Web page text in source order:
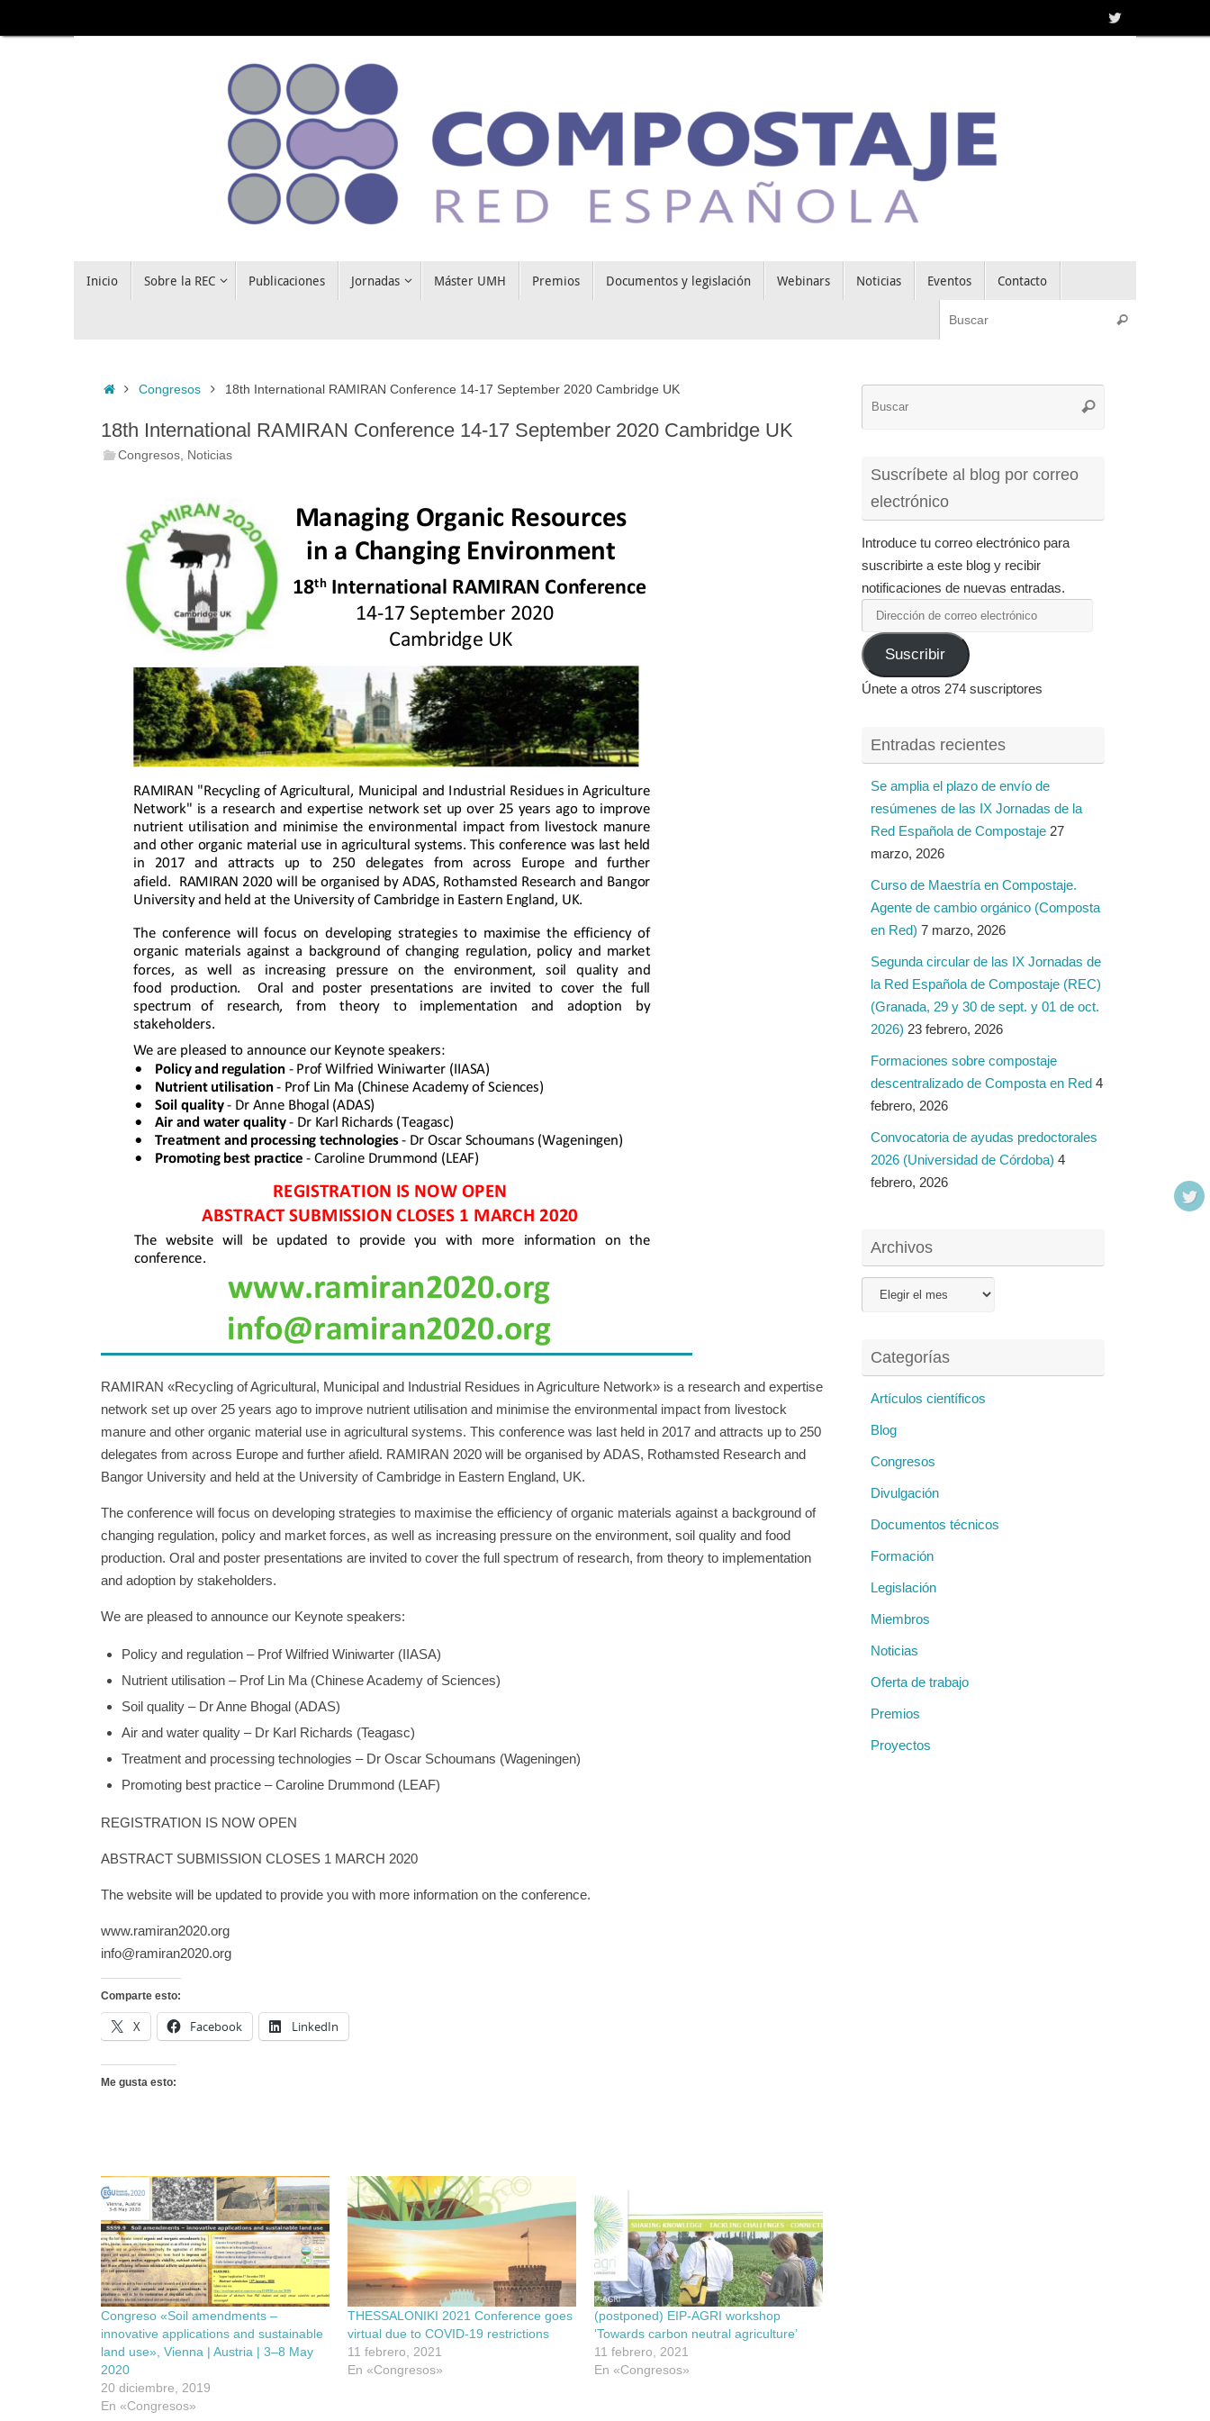
al
Inicio Sobre la REC Publicaciones Jornadas Máster UMH Premios Documentos y legislación Webinars Noticias Eventos Contacto
Buscar
InicioCongresos 18th International RAMIRAN Conference 14-17 September 2020 Cambridge UK
18th International RAMIRAN Conference 14-17 September 2020 Cambridge UK
Congresos Noticias
RAMIRAN «Recycling of Agricultural, Municipal and Industrial Residues in Agriculture Network» is a research and expertise
network set up over 25 years ago to improve nutrient utilisation and minimise the environmental impact from livestock
manure and other organic material use in agricultural systems. This conference was last held in 2017 and attracts up to 250
delegates from across Europe and further afield. RAMIRAN 2020 will be organised by ADAS, Rothamsted Research and
Bangor University and held at the University of Cambridge in Eastern England, UK.
The conference will focus on developing strategies to maximise the efficiency of organic materials against a background of
changing regulation, policy and market forces, as well as increasing pressure on the environment, soil quality and food
production. Oral and poster presentations are invited to cover the full spectrum of research, from theory to implementation
and adoption by stakeholders.
We are pleased to announce our Keynote speakers:
Policy and regulation – Prof Wilfried Winiwarter (IIASA)
Nutrient utilisation – Prof Lin Ma (Chinese Academy of Sciences)
Soil quality – Dr Anne Bhogal (ADAS)
Air and water quality – Dr Karl Richards (Teagasc)
Treatment and processing technologies – Dr Oscar Schoumans (Wageningen)
Promoting best practice – Caroline Drummond (LEAF)
REGISTRATION IS NOW OPEN
ABSTRACT SUBMISSION CLOSES 1 MARCH 2020
The website will be updated to provide you with more information on the conference.
www.ramiran2020.org
info@ramiran2020.org
Comparte esto:
X Facebook LinkedIn
Me gusta esto:
Congreso «Soil amendments –
innovative applications and sustainable
land use», Vienna | Austria | 3–8 May
2020
20 diciembre, 2019
En «Congresos»
THESSALONIKI 2021 Conference goes
virtual due to COVID-19 restrictions
11 febrero, 2021
En «Congresos»
(postponed) EIP-AGRI workshop
‘Towards carbon neutral agriculture’
11 febrero, 2021
En «Congresos»
Buscar
Suscríbete al blog por correo
electrónico
Introduce tu correo electrónico para
suscribirte a este blog y recibir
notificaciones de nuevas entradas.
Dirección
de
correo
electrónico
Suscribir
Únete a otros 274 suscriptores
Entradas recientes
Se amplia el plazo de envío de
resúmenes de las IX Jornadas de la
Red Española de Compostaje 27
marzo, 2026
Curso de Maestría en Compostaje.
Agente de cambio orgánico (Composta
en Red) 7 marzo, 2026
Segunda circular de las IX Jornadas de
la Red Española de Compostaje (REC)
(Granada, 29 y 30 de sept. y 01 de oct.
2026) 23 febrero, 2026
Formaciones sobre compostaje
descentralizado de Composta en Red 4
febrero, 2026
Convocatoria de ayudas predoctorales
2026 (Universidad de Córdoba) 4
febrero, 2026
Archivos
Archivos
Categorías
Artículos científicos
Blog
Congresos
Divulgación
Documentos técnicos
Formación
Legislación
Miembros
Noticias
Oferta de trabajo
Premios
Proyectos